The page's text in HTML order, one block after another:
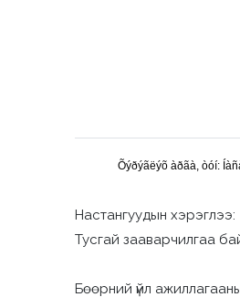
Õýðýãëýõ àðãà, òóí:
Настангуудын хэрэглээ:
Тусгай зааварчилгаа
Бөөрний үйл